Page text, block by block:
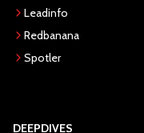
Leadinfo
Redbanana
Spotler
DEEPDIVES